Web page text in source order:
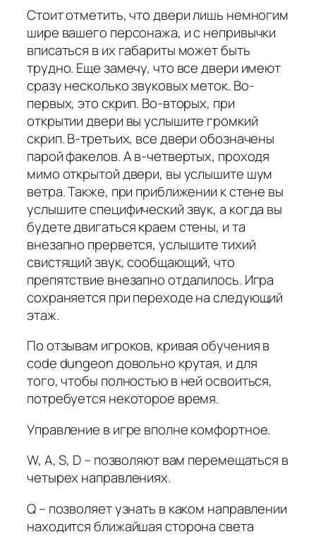
Стоит отметить, что двери лишь немногим
шире вашего персонажа, и с непривычки
вписаться в их габариты может быть
трудно. Еще замечу, что все двери имеют
сразу несколько звуковых меток. Во-
первых, это скрип. Во-вторых, при
открытии двери вы услышите громкий
скрип. В-третьих, все двери обозначены
парой факелов. А в-четвертых, проходя
мимо открытой двери, вы услышите шум
ветра. Также, при приближении к стене вы
услышите специфический звук, а когда вы
будете двигаться краем стены, и та
внезапно прервется, услышите тихий
свистящий звук, сообщающий, что
препятствие внезапно отдалилось. Игра
сохраняется при переходе на следующий
этаж.
По отзывам игроков, кривая обучения в
code dungeon довольно крутая, и для
того, чтобы полностью в ней освоиться,
потребуется некоторое время.
Управление в игре вполне комфортное.
W, A, S, D – позволяют вам перемещаться в
четырех направлениях.
Q – позволяет узнать в каком направлении
находится ближайшая сторона света